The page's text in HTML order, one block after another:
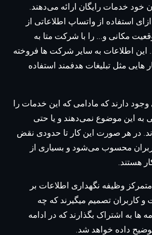
خود خدمات رایگان ارائه می‌دهند.
استفاده از واتساپ اطلاعاتی از
مکانی و... را با شرکت متا به
این اطلاعات به سایر شرکت ها فروخته
هایی مثل تبلیغات هدفمند استفاده
وجود دارند که مادامی که این خدمات را
به این موضوع نمی‌دهند و یا حتی
در هر صورت این کار تا حدودی نقض
محسوب می‌شود و بسیاری از
هستند.
وظیفه نگهداری اطلاعات بر
و کاربران تصمیم میگیرند که چه
ها به اشتراک بگذارند که در ادامه
داده خواهد شد.